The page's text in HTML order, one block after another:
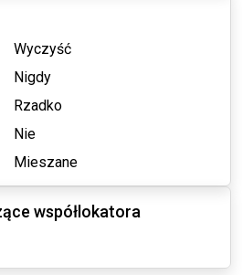
Wyczyść
Nigdy
Rzadko
Nie
Mieszane
współlokatora